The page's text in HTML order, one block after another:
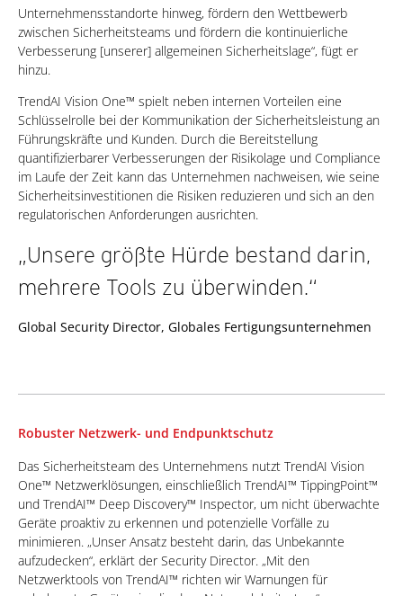
Unternehmensstandorte hinweg, fördern den Wettbewerb
zwischen Sicherheitsteams und fördern die kontinuierliche
Verbesserung [unserer] allgemeinen Sicherheitslage“, fügt er
hinzu.
TrendAI Vision One™ spielt neben internen Vorteilen eine
Schlüsselrolle bei der Kommunikation der Sicherheitsleistung an
Führungskräfte und Kunden. Durch die Bereitstellung
quantifizierbarer Verbesserungen der Risikolage und Compliance
im Laufe der Zeit kann das Unternehmen nachweisen, wie seine
Sicherheitsinvestitionen die Risiken reduzieren und sich an den
regulatorischen Anforderungen ausrichten.
„Unsere größte Hürde bestand darin,
mehrere Tools zu überwinden.“
Global Security Director, Globales Fertigungsunternehmen
Robuster Netzwerk- und Endpunktschutz
Das Sicherheitsteam des Unternehmens nutzt TrendAI Vision
One™ Netzwerklösungen, einschließlich TrendAI™ TippingPoint™
und TrendAI™ Deep Discovery™ Inspector, um nicht überwachte
Geräte proaktiv zu erkennen und potenzielle Vorfälle zu
minimieren. „Unser Ansatz besteht darin, das Unbekannte
aufzudecken“, erklärt der Security Director. „Mit den
Netzwerktools von TrendAI™ richten wir Warnungen für